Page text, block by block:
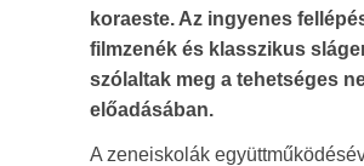
koraeste. Az ingyenes
filmzenék és klasszikus
szólaltak meg a tehetséges
előadásában.
A zeneiskolák